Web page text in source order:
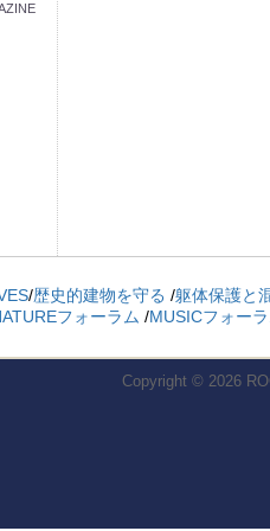
/歴史的建物を守る /躯体保護と
フォーラム /MUSICフォー
Copyright © 2026